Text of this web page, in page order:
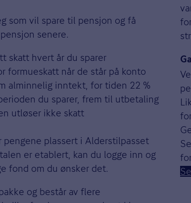
som vil spare til pensjon og få
senere.
skatt hvert år du sparer
formueskatt når de står på konto
alminnelig inntekt, for tiden 22 %
du sparer, frem til utbetaling
utløser ikke skatt
pengene plassert i Alderstilpasset
er etablert, kan du logge inn og
fond om du ønsker det.
og består av flere